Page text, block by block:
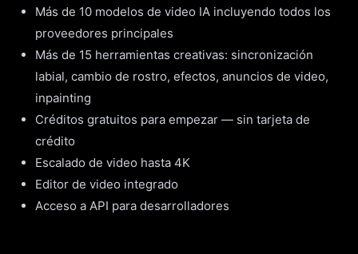
Más de 10 modelos de video IA incluyendo todos los
proveedores principales
Más de 15 herramientas creativas: sincronización
labial, cambio de rostro, efectos, anuncios de video,
inpainting
Créditos gratuitos para empezar — sin tarjeta de
crédito
Escalado de video hasta 4K
Editor de video integrado
Acceso a API para desarrolladores